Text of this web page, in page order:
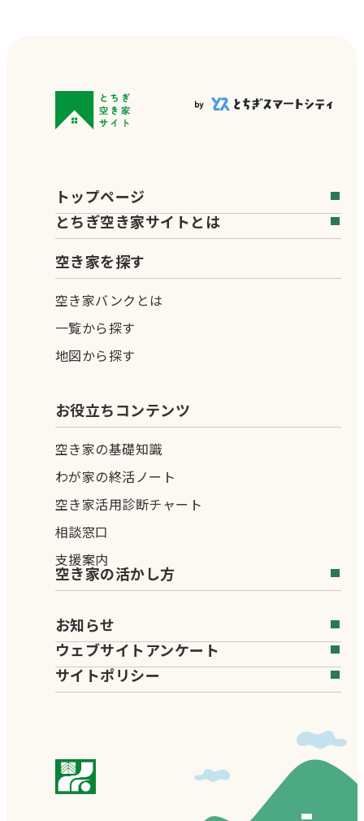
トップページ
とちぎ空き家サイトとは
空き家を探す
空き家バンクとは
一覧から探す
地図から探す
お役立ちコンテンツ
空き家の基礎知識
わが家の終活ノート
空き家活用診断チャート
相談窓口
支援案内
空き家の活かし方
お知らせ
ウェブサイトアンケート
サイトポリシー